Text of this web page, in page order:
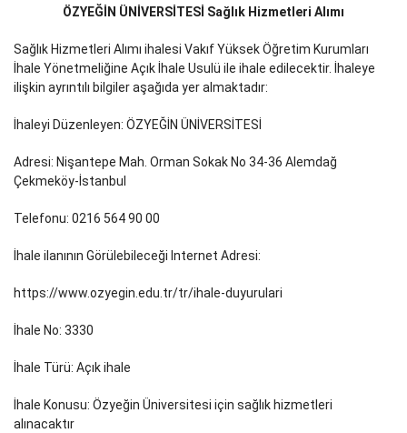
ÖZYEĞİN ÜNİVERSİTESİ Sağlık Hizmetleri Alımı
Sağlık Hizmetleri Alımı ihalesi Vakıf Yüksek Öğretim Kurumları
İhale Yönetmeliğine Açık İhale Usulü ile ihale edilecektir. İhaleye
ilişkin ayrıntılı bilgiler aşağıda yer almaktadır:
İhaleyi Düzenleyen: ÖZYEĞİN ÜNİVERSİTESİ
Adresi: Nişantepe Mah. Orman Sokak No 34-36 Alemdağ
Çekmeköy-İstanbul
Telefonu: 0216 564 90 00
İhale ilanının Görülebileceği Internet Adresi:
https://www.ozyegin.edu.tr/tr/ihale-duyurulari
İhale No: 3330
İhale Türü: Açık ihale
İhale Konusu: Özyeğin Üniversitesi için sağlık hizmetleri
alınacaktır